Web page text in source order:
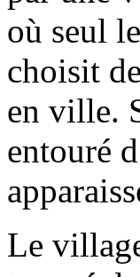
où seul
choisit
en ville.
entouré
Le